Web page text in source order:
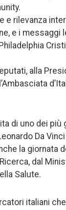
e rilevanza
e i messaggi
alla
di uno dei più
Da
la giornata
dal
Salute.
italiani